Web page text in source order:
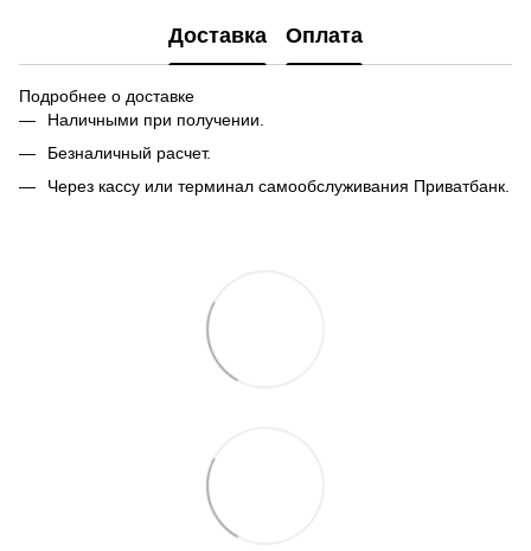
Доставка Оплата
Подробнее о доставке
Наличными при получении.
Безналичный расчет.
Через кассу или терминал самообслуживания Приватбанк.